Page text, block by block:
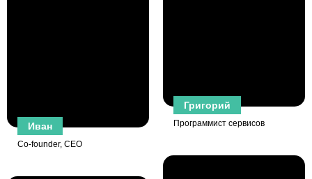
Автоматическая генерация чпу
Иван
Co-founder, CEO
Григорий
Программист сервисов